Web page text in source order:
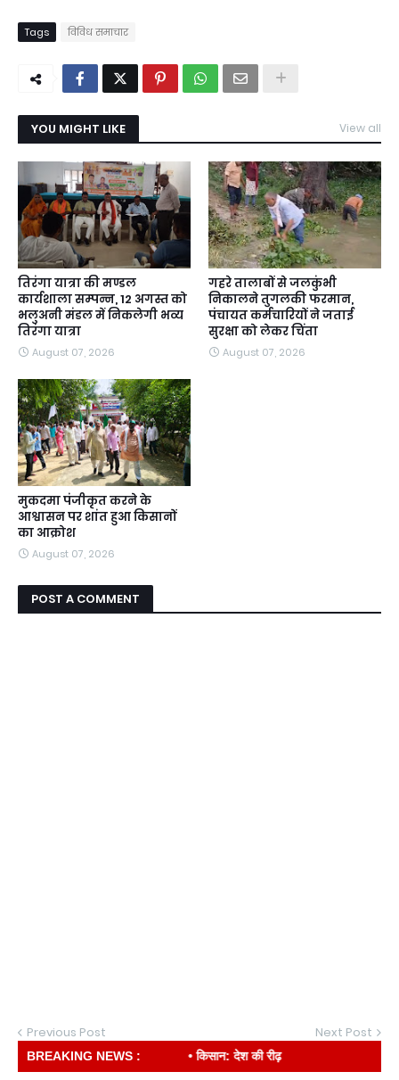
Tags विविध समाचार
YOU MIGHT LIKE View all
तिरंगा यात्रा की मण्डल
कार्यशाला सम्पन्न, 12 अगस्त को
भलुअनी मंडल में निकलेगी भव्य
तिरंगा यात्रा
August 07, 2026
गहरे तालाबों से जलकुंभी
निकालने तुगलकी फरमान,
पंचायत कर्मचारियों ने जताई
सुरक्षा को लेकर चिंता
August 07, 2026
मुकदमा पंजीकृत करने के
आश्वासन पर शांत हुआ किसानों
का आक्रोश
August 07, 2026
POST A COMMENT
Previous Post Next Post
BREAKING NEWS : • किसान: देश की रीढ़